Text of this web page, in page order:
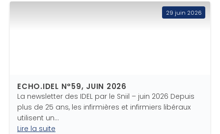
29 juin 2026
ECHO.IDEL N°59, JUIN 2026
La newsletter des IDEL par le Sniil – juin 2026 Depuis
plus de 25 ans, les infirmières et infirmiers libéraux
utilisent un…
Lire la suite